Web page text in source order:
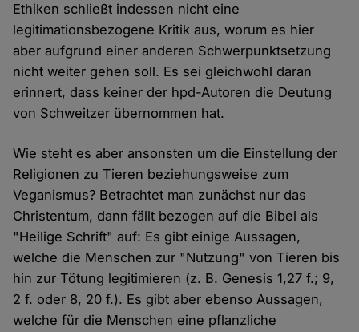
Ethiken schließt indessen nicht eine
legitimationsbezogene Kritik aus, worum es hier
aber aufgrund einer anderen Schwerpunktsetzung
nicht weiter gehen soll. Es sei gleichwohl daran
erinnert, dass keiner der hpd-Autoren die Deutung
von Schweitzer übernommen hat.
Wie steht es aber ansonsten um die Einstellung der
Religionen zu Tieren beziehungsweise zum
Veganismus? Betrachtet man zunächst nur das
Christentum, dann fällt bezogen auf die Bibel als
"Heilige Schrift" auf: Es gibt einige Aussagen,
welche die Menschen zur "Nutzung" von Tieren bis
hin zur Tötung legitimieren (z. B. Genesis 1,27 f.; 9,
2 f. oder 8, 20 f.). Es gibt aber ebenso Aussagen,
welche für die Menschen eine pflanzliche